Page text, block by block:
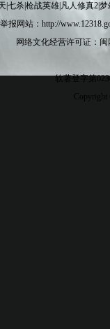
七杀枪战英雄 凡人修真2梦
报网站：http://
网络文化经营许可证：
软著登字第
Copyright